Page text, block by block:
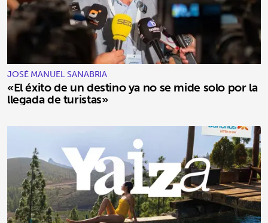
JOSÉ MANUEL SANABRIA
«El éxito de un destino ya no se mide solo por la
llegada de turistas»